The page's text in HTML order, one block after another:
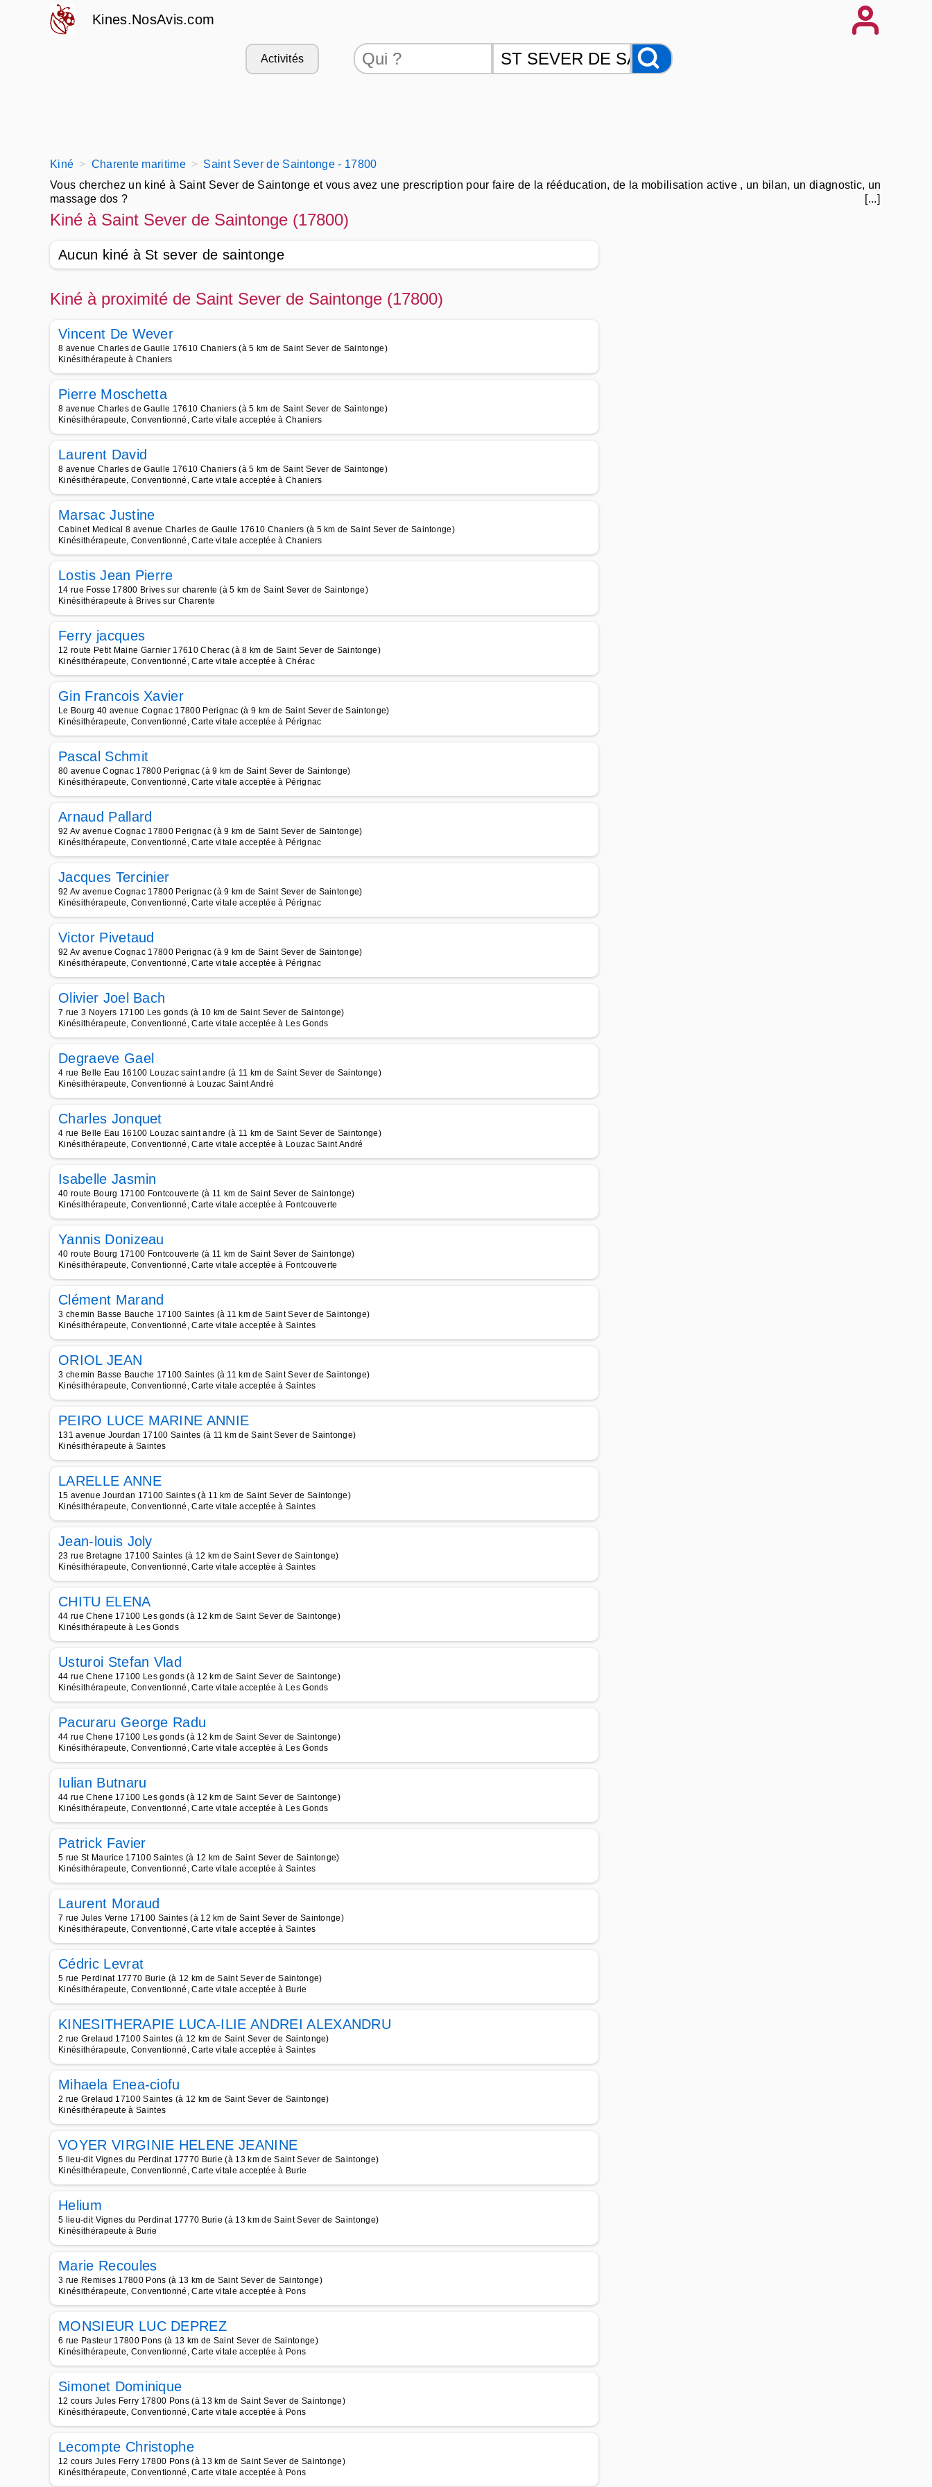
Kines.NosAvis.com
Activités
Kiné Charente maritime Saint Sever de Saintonge - 17800
[...]
Vous cherchez un kiné à Saint Sever de Saintonge et vous avez une prescription pour faire de la rééducation, de la mobilisation active , un bilan, un diagnostic, un
massage dos ?
Trouvez un bon kiné pres de chez soi pour faire un massage lymphatique, un massage anti cellulite, de la rééducation vestibulaire, de la rééducation machoire, de
la rééducation cardiaque.
accouchement, de la rééducation anale, de la kinésithérapie respiratoire, de la kinésithérapie vestibulaire.
Kiné à Saint Sever de Saintonge (17800)
Aucun kiné à St sever de saintonge
Kiné à proximité de Saint Sever de Saintonge (17800)
Vincent De Wever
8 avenue Charles de Gaulle 17610 Chaniers (à 5 km de Saint Sever de Saintonge)
Kinésithérapeute à Chaniers
Pierre Moschetta
8 avenue Charles de Gaulle 17610 Chaniers (à 5 km de Saint Sever de Saintonge)
Kinésithérapeute, Conventionné, Carte vitale acceptée à Chaniers
Laurent David
8 avenue Charles de Gaulle 17610 Chaniers (à 5 km de Saint Sever de Saintonge)
Kinésithérapeute, Conventionné, Carte vitale acceptée à Chaniers
Marsac Justine
Cabinet Medical 8 avenue Charles de Gaulle 17610 Chaniers (à 5 km de Saint Sever de Saintonge)
Kinésithérapeute, Conventionné, Carte vitale acceptée à Chaniers
Lostis Jean Pierre
14 rue Fosse 17800 Brives sur charente (à 5 km de Saint Sever de Saintonge)
Kinésithérapeute à Brives sur Charente
Ferry jacques
12 route Petit Maine Garnier 17610 Cherac (à 8 km de Saint Sever de Saintonge)
Kinésithérapeute, Conventionné, Carte vitale acceptée à Chérac
Gin Francois Xavier
Le Bourg 40 avenue Cognac 17800 Perignac (à 9 km de Saint Sever de Saintonge)
Kinésithérapeute, Conventionné, Carte vitale acceptée à Pérignac
Pascal Schmit
80 avenue Cognac 17800 Perignac (à 9 km de Saint Sever de Saintonge)
Kinésithérapeute, Conventionné, Carte vitale acceptée à Pérignac
Arnaud Pallard
92 Av avenue Cognac 17800 Perignac (à 9 km de Saint Sever de Saintonge)
Kinésithérapeute, Conventionné, Carte vitale acceptée à Pérignac
Jacques Tercinier
92 Av avenue Cognac 17800 Perignac (à 9 km de Saint Sever de Saintonge)
Kinésithérapeute, Conventionné, Carte vitale acceptée à Pérignac
Victor Pivetaud
92 Av avenue Cognac 17800 Perignac (à 9 km de Saint Sever de Saintonge)
Kinésithérapeute, Conventionné, Carte vitale acceptée à Pérignac
Olivier Joel Bach
7 rue 3 Noyers 17100 Les gonds (à 10 km de Saint Sever de Saintonge)
Kinésithérapeute, Conventionné, Carte vitale acceptée à Les Gonds
Degraeve Gael
4 rue Belle Eau 16100 Louzac saint andre (à 11 km de Saint Sever de Saintonge)
Kinésithérapeute, Conventionné à Louzac Saint André
Charles Jonquet
4 rue Belle Eau 16100 Louzac saint andre (à 11 km de Saint Sever de Saintonge)
Kinésithérapeute, Conventionné, Carte vitale acceptée à Louzac Saint André
Isabelle Jasmin
40 route Bourg 17100 Fontcouverte (à 11 km de Saint Sever de Saintonge)
Kinésithérapeute, Conventionné, Carte vitale acceptée à Fontcouverte
Yannis Donizeau
40 route Bourg 17100 Fontcouverte (à 11 km de Saint Sever de Saintonge)
Kinésithérapeute, Conventionné, Carte vitale acceptée à Fontcouverte
Clément Marand
3 chemin Basse Bauche 17100 Saintes (à 11 km de Saint Sever de Saintonge)
Kinésithérapeute, Conventionné, Carte vitale acceptée à Saintes
ORIOL JEAN
3 chemin Basse Bauche 17100 Saintes (à 11 km de Saint Sever de Saintonge)
Kinésithérapeute, Conventionné, Carte vitale acceptée à Saintes
PEIRO LUCE MARINE ANNIE
131 avenue Jourdan 17100 Saintes (à 11 km de Saint Sever de Saintonge)
Kinésithérapeute à Saintes
LARELLE ANNE
15 avenue Jourdan 17100 Saintes (à 11 km de Saint Sever de Saintonge)
Kinésithérapeute, Conventionné, Carte vitale acceptée à Saintes
Jean-louis Joly
23 rue Bretagne 17100 Saintes (à 12 km de Saint Sever de Saintonge)
Kinésithérapeute, Conventionné, Carte vitale acceptée à Saintes
CHITU ELENA
44 rue Chene 17100 Les gonds (à 12 km de Saint Sever de Saintonge)
Kinésithérapeute à Les Gonds
Usturoi Stefan Vlad
44 rue Chene 17100 Les gonds (à 12 km de Saint Sever de Saintonge)
Kinésithérapeute, Conventionné, Carte vitale acceptée à Les Gonds
Pacuraru George Radu
44 rue Chene 17100 Les gonds (à 12 km de Saint Sever de Saintonge)
Kinésithérapeute, Conventionné, Carte vitale acceptée à Les Gonds
Iulian Butnaru
44 rue Chene 17100 Les gonds (à 12 km de Saint Sever de Saintonge)
Kinésithérapeute, Conventionné, Carte vitale acceptée à Les Gonds
Patrick Favier
5 rue St Maurice 17100 Saintes (à 12 km de Saint Sever de Saintonge)
Kinésithérapeute, Conventionné, Carte vitale acceptée à Saintes
Laurent Moraud
7 rue Jules Verne 17100 Saintes (à 12 km de Saint Sever de Saintonge)
Kinésithérapeute, Conventionné, Carte vitale acceptée à Saintes
Cédric Levrat
5 rue Perdinat 17770 Burie (à 12 km de Saint Sever de Saintonge)
Kinésithérapeute, Conventionné, Carte vitale acceptée à Burie
KINESITHERAPIE LUCA-ILIE ANDREI ALEXANDRU
2 rue Grelaud 17100 Saintes (à 12 km de Saint Sever de Saintonge)
Kinésithérapeute, Conventionné, Carte vitale acceptée à Saintes
Mihaela Enea-ciofu
2 rue Grelaud 17100 Saintes (à 12 km de Saint Sever de Saintonge)
Kinésithérapeute à Saintes
VOYER VIRGINIE HELENE JEANINE
5 lieu-dit Vignes du Perdinat 17770 Burie (à 13 km de Saint Sever de Saintonge)
Kinésithérapeute, Conventionné, Carte vitale acceptée à Burie
Helium
5 lieu-dit Vignes du Perdinat 17770 Burie (à 13 km de Saint Sever de Saintonge)
Kinésithérapeute à Burie
Marie Recoules
3 rue Remises 17800 Pons (à 13 km de Saint Sever de Saintonge)
Kinésithérapeute, Conventionné, Carte vitale acceptée à Pons
MONSIEUR LUC DEPREZ
6 rue Pasteur 17800 Pons (à 13 km de Saint Sever de Saintonge)
Kinésithérapeute, Conventionné, Carte vitale acceptée à Pons
Simonet Dominique
12 cours Jules Ferry 17800 Pons (à 13 km de Saint Sever de Saintonge)
Kinésithérapeute, Conventionné, Carte vitale acceptée à Pons
Lecompte Christophe
12 cours Jules Ferry 17800 Pons (à 13 km de Saint Sever de Saintonge)
Kinésithérapeute, Conventionné, Carte vitale acceptée à Pons